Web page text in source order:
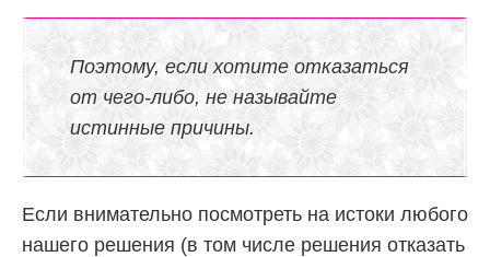
Поэтому, если хотите отказаться
от чего-либо, не называйте
истинные причины.
Если внимательно посмотреть на истоки любого
нашего решения (в том числе решения отказать